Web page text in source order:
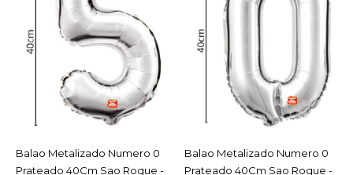
COMPRAR
INDISPONÍVEL
COMPARAR
LISTA DE DESEJO
Balao Liso 7.0 Verde
ACESSAR
Balao Metalizado Numero 0
Prateado 40Cm Sao Roque -
ACESSAR
Balao Metalizado Numero 0
Prateado 40Cm Sao Roque -